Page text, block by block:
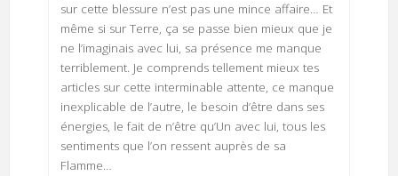
sur cette blessure n’est pas une mince affaire… Et
même si sur Terre, ça se passe bien mieux que je
ne l’imaginais avec lui, sa présence me manque
terriblement. Je comprends tellement mieux tes
articles sur cette interminable attente, ce manque
inexplicable de l’autre, le besoin d’être dans ses
énergies, le fait de n’être qu’Un avec lui, tous les
sentiments que l’on ressent auprès de sa
Flamme…